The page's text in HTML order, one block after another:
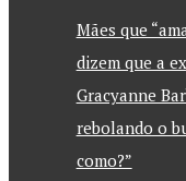
Mães que
dizem que a
Gracyanne
rebolando o
como?”